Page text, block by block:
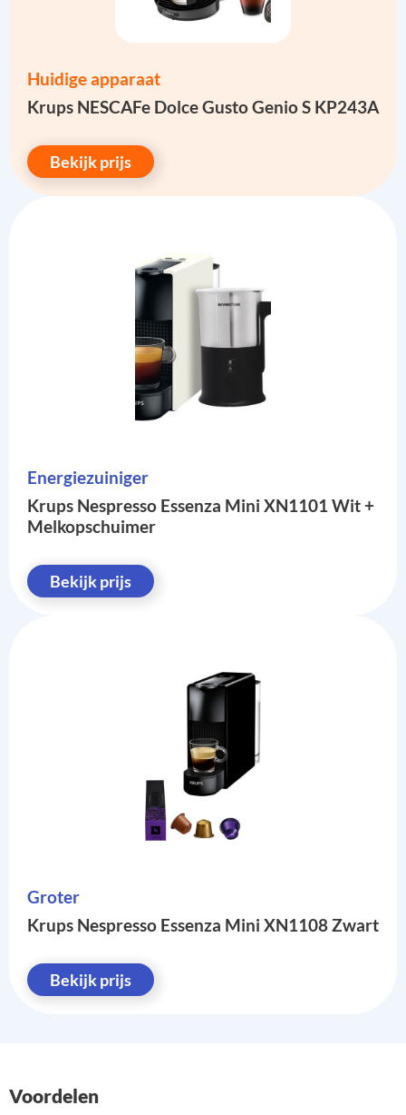
Huidige apparaat
Krups NESCAFe Dolce Gusto Genio S KP243A
Bekijk prijs
Energiezuiniger
Krups Nespresso Essenza Mini XN1101 Wit +
Melkopschuimer
Bekijk prijs
Groter
Krups Nespresso Essenza Mini XN1108 Zwart
Bekijk prijs
Voordelen